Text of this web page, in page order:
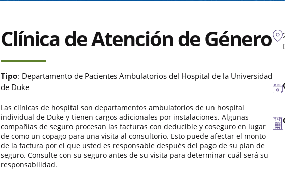
Clínica de Atención de Género
Tipo: Departamento de Pacientes Ambulatorios del Hospital de la Universidad
de Duke
Las clínicas de hospital son departamentos ambulatorios de un hospital
individual de Duke y tienen cargos adicionales por instalaciones. Algunas
compañías de seguro procesan las facturas con deducible y coseguro en lugar
de como un copago para una visita al consultorio. Esto puede afectar el monto
de la factura por el que usted es responsable después del pago de su plan de
seguro. Consulte con su seguro antes de su visita para determinar cuál será su
responsabilidad.